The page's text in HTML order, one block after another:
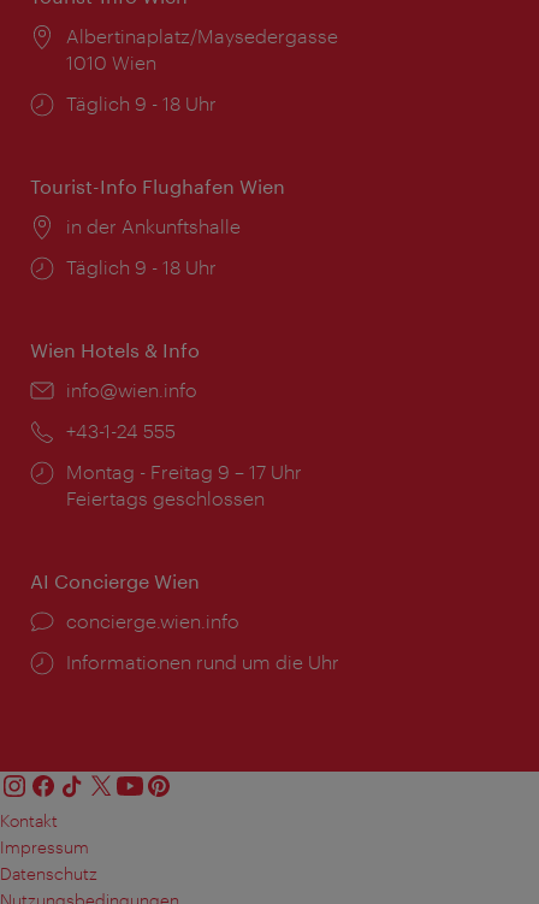
Ort:
Albertinaplatz/Maysedergasse
1010 Wien
Öffnungszeiten:
Täglich 9 - 18 Uhr
Tourist-Info Flughafen Wien
Ort:
in der Ankunftshalle
Öffnungszeiten:
Täglich 9 - 18 Uhr
Wien Hotels & Info
Email:
info@wien.info
Telefon:
+43-1-24 555
Öffnungszeiten:
Montag - Freitag 9 – 17 Uhr
Feiertags geschlossen
AI Concierge Wien
Ort:
concierge.wien.info
Öffnungszeiten:
Informationen rund um die Uhr
Kontakt
Impressum
Datenschutz
Nutzungsbedingungen